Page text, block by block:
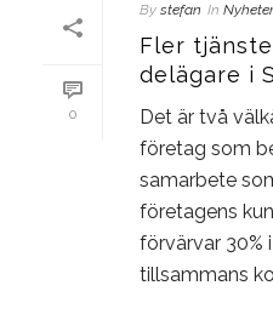
0
By stefan In Nyheter
Fler
delägare i
Det är två
företag som
samarbete
företagens
förvärvar 30%
tillsammans